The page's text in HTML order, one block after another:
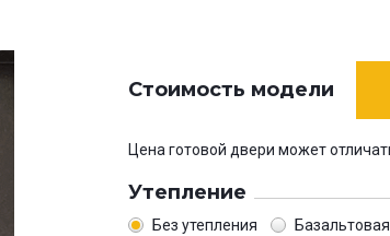
Стоимость модели
Цена готовой двери может
Утепление
Без утепления